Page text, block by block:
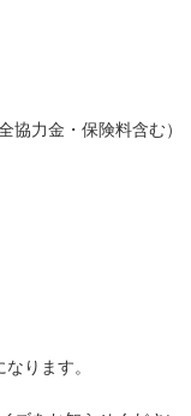
協力金・保険料含む）
ります。